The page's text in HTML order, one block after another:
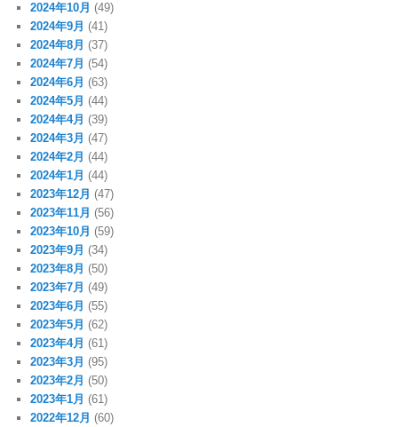
2024年10月 (49)
2024年9月 (41)
2024年8月 (37)
2024年7月 (54)
2024年6月 (63)
2024年5月 (44)
2024年4月 (39)
2024年3月 (47)
2024年2月 (44)
2024年1月 (44)
2023年12月 (47)
2023年11月 (56)
2023年10月 (59)
2023年9月 (34)
2023年8月 (50)
2023年7月 (49)
2023年6月 (55)
2023年5月 (62)
2023年4月 (61)
2023年3月 (95)
2023年2月 (50)
2023年1月 (61)
2022年12月 (60)